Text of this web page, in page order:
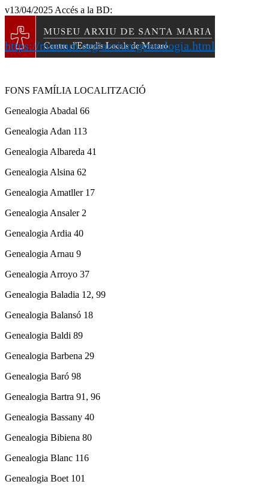
v13/04/2025 Accés a la BD:
https://masmm.org/arxiun/genealogia.html
FONS FAMÍLIA LOCALITZACIÓ
Genealogia Abadal 66
Genealogia Adan 113
Genealogia Albareda 41
Genealogia Alsina 62
Genealogia Amatller 17
Genealogia Ansaler 2
Genealogia Ardia 40
Genealogia Arnau 9
Genealogia Arroyo 37
Genealogia Baladia 12, 99
Genealogia Balansó 18
Genealogia Baldi 89
Genealogia Barbena 29
Genealogia Baró 98
Genealogia Bartra 91, 96
Genealogia Bassany 40
Genealogia Bibiena 80
Genealogia Blanc 116
Genealogia Boet 101